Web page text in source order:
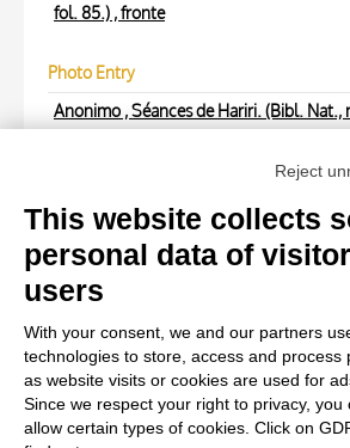
fol. 85.) , fronte
Photo Entry
Anonimo , Séances de Hariri. (Bibl. Nat.,
Photo Entry
Anonimo , Séances de Hariri. (Bibl. Nat.,
Photo Entry
Anonimo , Séances de Hariri. (Bibl. Nat.,
fol. 85.) , retro
Reject
This website collects
personal data of
users
With your consent, we and our partners
technologies to store, access and process
as website visits or cookies are used for
Since we respect your right to privacy, you
allow certain types of cookies. Click on